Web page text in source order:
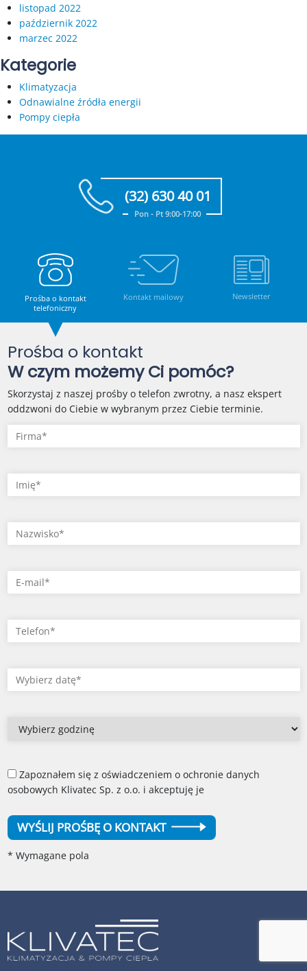
listopad 2022
październik 2022
marzec 2022
Kategorie
Klimatyzacja
Odnawialne źródła energii
Pompy ciepła
(32) 630 40 01
Pon - Pt 9:00-17:00
Prośba o kontakt
telefoniczny
Kontakt mailowy Newsletter
Prośba o kontakt
W czym możemy Ci pomóc?
Skorzystaj z naszej prośby o telefon zwrotny, a nasz ekspert
oddzwoni do Ciebie w wybranym przez Ciebie terminie.
Zapoznałem się z oświadczeniem o ochronie danych
osobowych Klivatec Sp. z o.o. i akceptuję je
WYŚLIJ PROŚBĘ O KONTAKT
* Wymagane pola